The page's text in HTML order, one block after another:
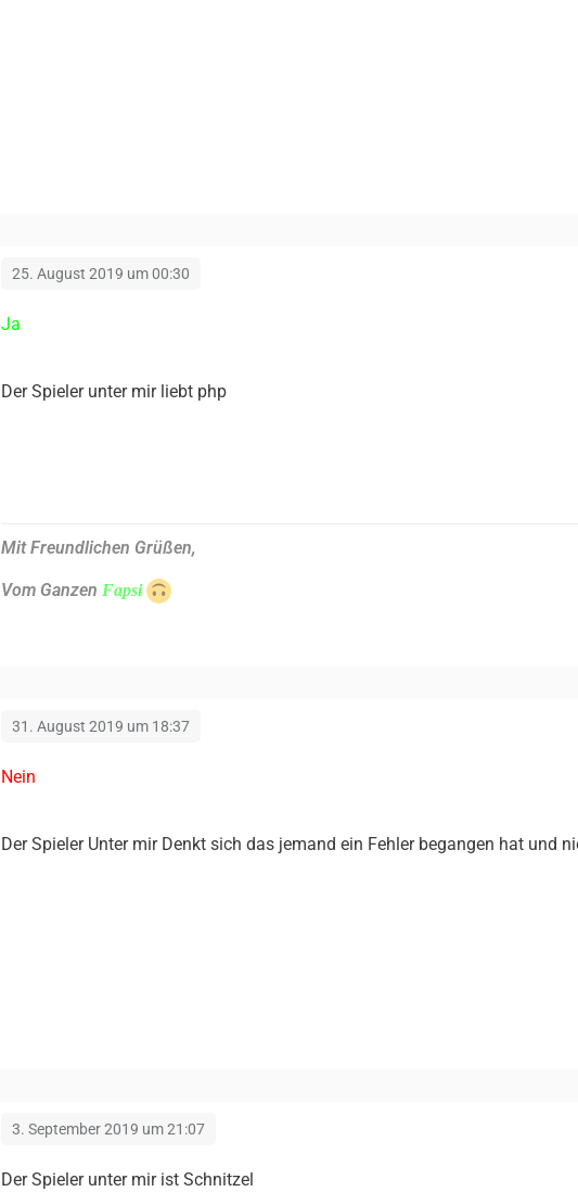
25. August 2019 um 00:30
Ja
Der Spieler unter mir liebt php
Mit Freundlichen Grüßen,
Vom Ganzen Fapsi
31. August 2019 um 18:37
Nein
Der Spieler Unter mir Denkt sich das jemand ein Fehler begangen hat und
3. September 2019 um 21:07
Der Spieler unter mir ist Schnitzel